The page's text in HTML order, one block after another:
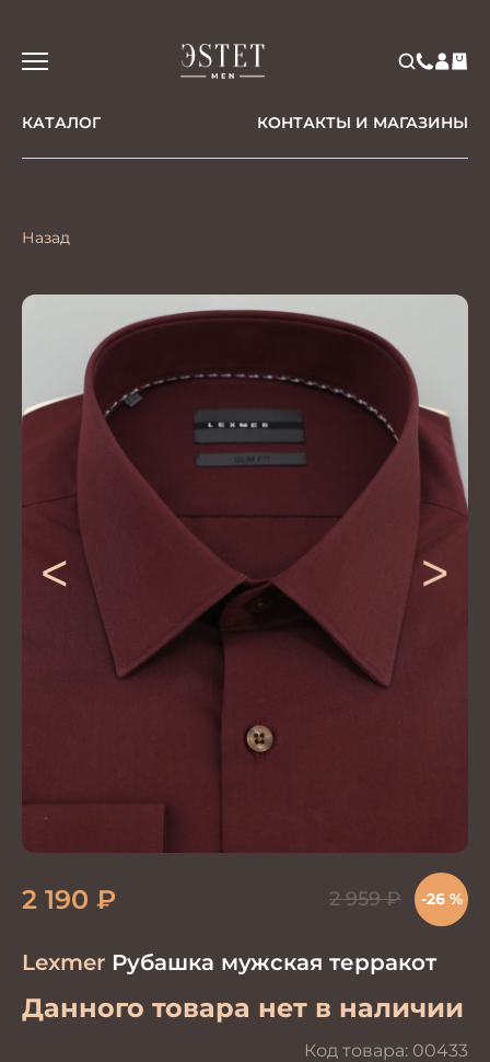
КАТАЛОГ КОНТАКТЫ И МАГАЗИНЫ
Назад
< >
Lexmer Рубашка мужская терракот
Данного товара нет в наличии
Код товара: 00433
2 190 ₽ 2 959₽ -26 %